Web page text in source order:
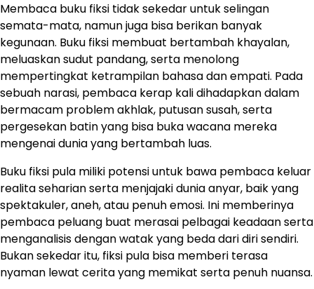
Membaca buku fiksi tidak sekedar untuk selingan
semata-mata, namun juga bisa berikan banyak
kegunaan. Buku fiksi membuat bertambah khayalan,
meluaskan sudut pandang, serta menolong
mempertingkat ketrampilan bahasa dan empati. Pada
sebuah narasi, pembaca kerap kali dihadapkan dalam
bermacam problem akhlak, putusan susah, serta
pergesekan batin yang bisa buka wacana mereka
mengenai dunia yang bertambah luas.
Buku fiksi pula miliki potensi untuk bawa pembaca keluar
realita seharian serta menjajaki dunia anyar, baik yang
spektakuler, aneh, atau penuh emosi. Ini memberinya
pembaca peluang buat merasai pelbagai keadaan serta
menganalisis dengan watak yang beda dari diri sendiri.
Bukan sekedar itu, fiksi pula bisa memberi terasa
nyaman lewat cerita yang memikat serta penuh nuansa.